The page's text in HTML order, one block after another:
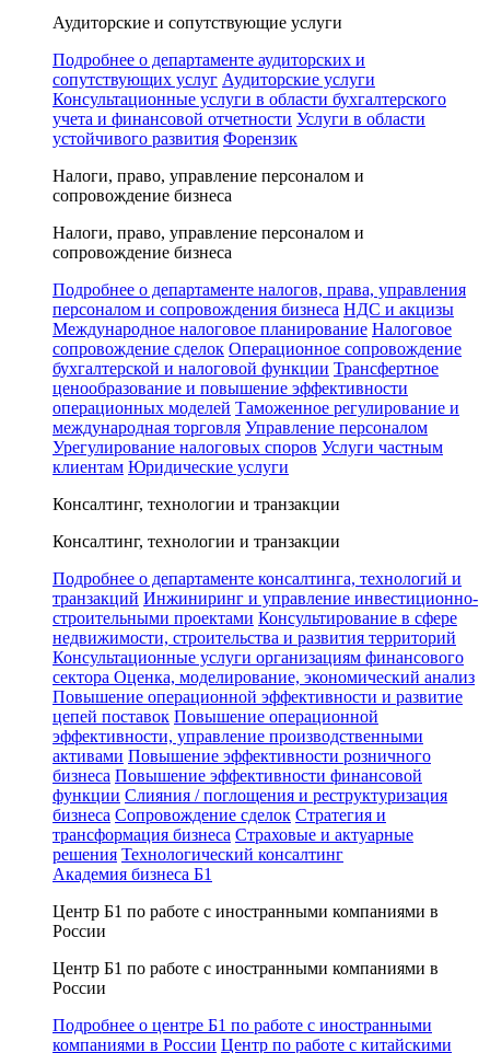
Аудиторские и сопутствующие услуги
Подробнее о департаменте аудиторских и
сопутствующих услуг Аудиторские услуги
Консультационные услуги в области бухгалтерского
учета и финансовой отчетности Услуги в области
устойчивого развития Форензик
Налоги, право, управление персоналом и
сопровождение бизнеса
Налоги, право, управление персоналом и
сопровождение бизнеса
Подробнее о департаменте налогов, права, управления
персоналом и сопровождения бизнеса НДС и акцизы
Международное налоговое планирование Налоговое
сопровождение сделок Операционное сопровождение
бухгалтерской и налоговой функции Трансфертное
ценообразование и повышение эффективности
операционных моделей Таможенное регулирование и
международная торговля Управление персоналом
Урегулирование налоговых споров Услуги частным
клиентам Юридические услуги
Консалтинг, технологии и транзакции
Консалтинг, технологии и транзакции
Подробнее о департаменте консалтинга, технологий и
транзакций Инжиниринг и управление инвестиционно-
строительными проектами Консультирование в сфере
недвижимости, строительства и развития территорий
Консультационные услуги организациям финансового
сектора Оценка, моделирование, экономический анализ
Повышение операционной эффективности и развитие
цепей поставок Повышение операционной
эффективности, управление производственными
активами Повышение эффективности розничного
бизнеса Повышение эффективности финансовой
функции Слияния / поглощения и реструктуризация
бизнеса Сопровождение сделок Стратегия и
трансформация бизнеса Страховые и актуарные
решения Технологический консалтинг
Академия бизнеса Б1
Центр Б1 по работе с иностранными компаниями в
России
Центр Б1 по работе с иностранными компаниями в
России
Подробнее о центре Б1 по работе с иностранными
компаниями в России Центр по работе с китайскими